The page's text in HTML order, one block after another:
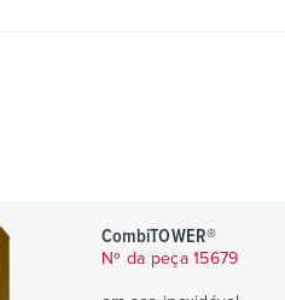
CombiTOWER®
Nº da peça 15679